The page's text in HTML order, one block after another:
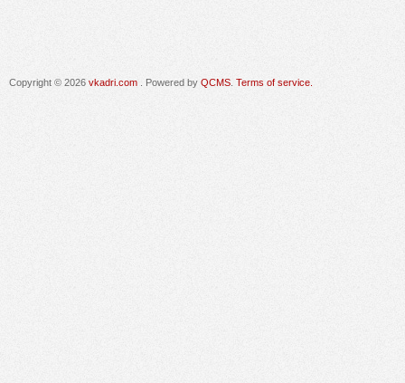
Copyright © 2026 vkadri.com . Powered by QCMS Terms of service.